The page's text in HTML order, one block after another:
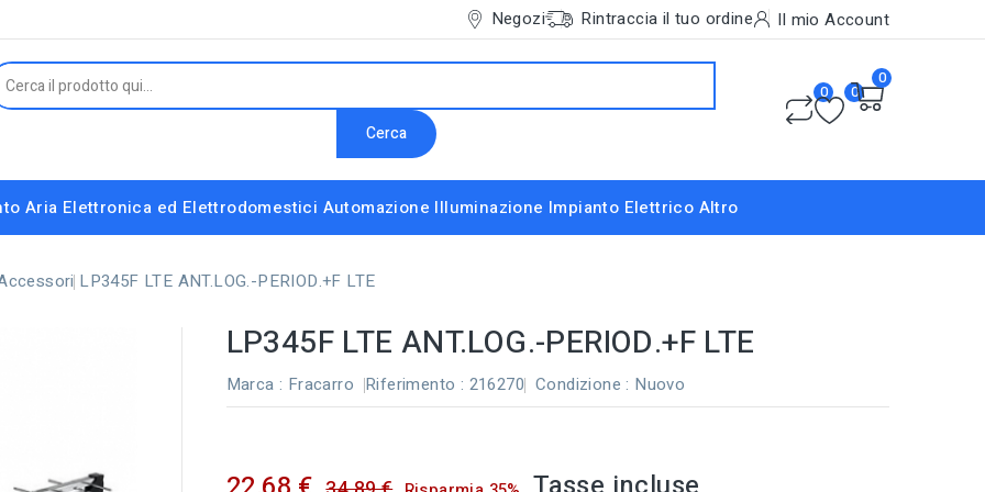
Negozi Rintraccia il tuo ordine Il mio Account
Cerca
0 0
0
Aria Elettronica ed Elettrodomestici Automazione Illuminazione Impianto Elettrico Altro
LP345F LTE ANT.LOG.-PERIOD.+F LTE
LP345F LTE ANT.LOG.-PERIOD.+F LTE
Marca : Fracarro Riferimento : 216270 Condizione : Nuovo